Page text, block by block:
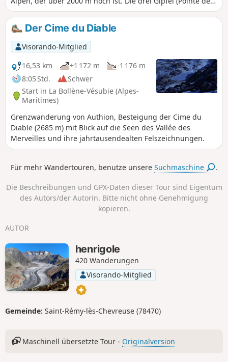
Trois Communes, Forca und Mille Fourches) bieten einen
herrlichen Ausblick auf das Mittelmeer und das
Mercantour-Massiv. Außerdem bietet sich die Gelegenheit,
die alten Militärfestungen zu entdecken, die von Ende
des19. Jahrhunderts bis zum Ende des Zweiten Weltkriegs
die französisch-italienische Grenze bewachten.
Der Cime du Diable
Visorando-Mitglied
16,53 km
+1 172 m
-1 176 m
8:05 Std.
Schwer
Start in La Bollène-Vésubie (Alpes-
Maritimes)
Grenzwanderung von Authion, Besteigung der Cime du
Diable (2685 m) mit Blick auf die Seen des Vallée des
Merveilles und ihre jahrtausendealten Felszeichnungen.
Für mehr Wandertouren, benutze unsereSuchmaschine .
Die Beschreibungen und GPX-Daten dieser Tour sind Eigentum
des Autors/der Autorin. Bitte nicht ohne Genehmigung
kopieren.
AUTOR
henrigole
420 Wanderungen
Visorando-Mitglied
Gemeinde: Saint-Rémy-lès-Chevreuse (78470)
Maschinell übersetzte Tour - Originalversion